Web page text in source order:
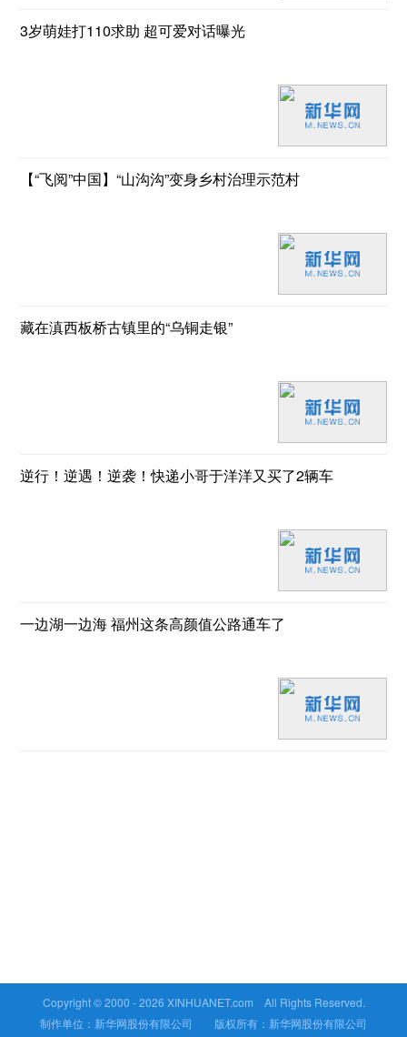
3岁萌娃打110求助 超可爱对话曝光
【“飞阅”中国】“山沟沟”变身乡村治理示范村
藏在滇西板桥古镇里的“乌铜走银”
逆行！逆遇！逆袭！快递小哥于洋洋又买了2辆车
一边湖一边海 福州这条高颜值公路通车了
Copyright © 2000 -2026 XINHUANET.com All Rights Reserved.
制作单位：新华网股份有限公司 版权所有：新华网股份有限公司